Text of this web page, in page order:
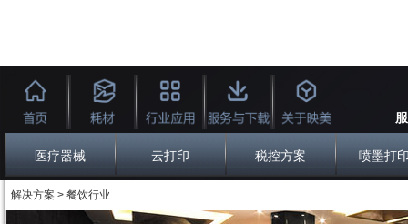
医疗器械 云打印 税控方案 喷墨打
解决方案 > 餐饮行业